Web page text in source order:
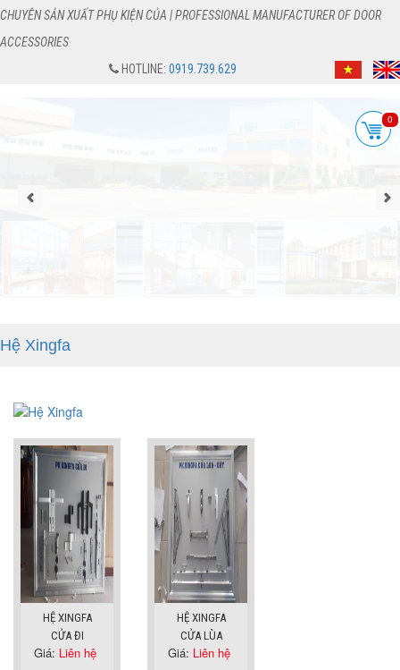
CHUYÊN SẢN XUẤT PHỤ KIỆN CỦA | PROFESSIONAL MANUFACTURER OF DOOR
ACCESSORIES
HOTLINE: 0919.739.629
0
Hệ Xingfa
HỆ XINGFA
CỬA ĐI
Giá: Liên hệ
HỆ XINGFA
CỬA LÙA
Giá: Liên hệ